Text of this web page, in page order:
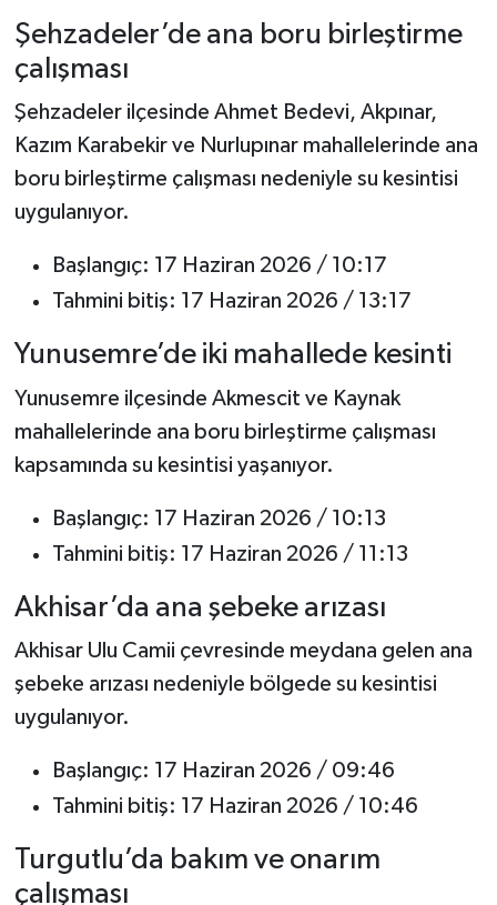
Şehzadeler’de ana boru birleştirme
çalışması
Şehzadeler ilçesinde Ahmet Bedevi, Akpınar,
Kazım Karabekir ve Nurlupınar mahallelerinde ana
boru birleştirme çalışması nedeniyle su kesintisi
uygulanıyor.
Başlangıç: 17 Haziran 2026 / 10:17
Tahmini bitiş: 17 Haziran 2026 / 13:17
Yunusemre’de iki mahallede kesinti
Yunusemre ilçesinde Akmescit ve Kaynak
mahallelerinde ana boru birleştirme çalışması
kapsamında su kesintisi yaşanıyor.
Başlangıç: 17 Haziran 2026 / 10:13
Tahmini bitiş: 17 Haziran 2026 / 11:13
Akhisar’da ana şebeke arızası
Akhisar Ulu Camii çevresinde meydana gelen ana
şebeke arızası nedeniyle bölgede su kesintisi
uygulanıyor.
Başlangıç: 17 Haziran 2026 / 09:46
Tahmini bitiş: 17 Haziran 2026 / 10:46
Turgutlu’da bakım ve onarım
çalışması